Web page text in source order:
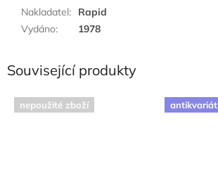
Nakladatel:
Rapid
Vydáno: 1978
Související produkty
nepoužité zboží antikvariát